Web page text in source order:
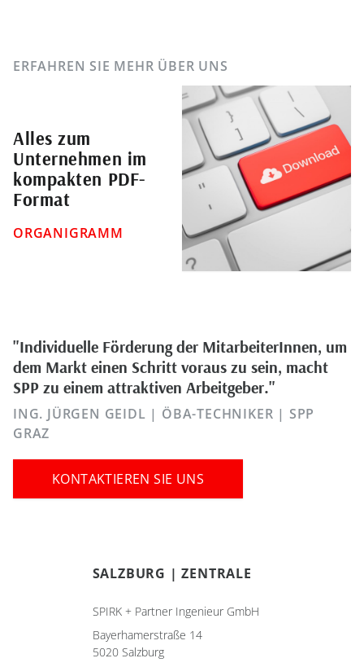
ERFAHREN SIE MEHR ÜBER UNS
Alles zum
Unternehmen im
kompakten PDF-
Format
ORGANIGRAMM
"Individuelle Förderung der MitarbeiterInnen, um
dem Markt einen Schritt voraus zu sein, macht
SPP zu einem attraktiven Arbeitgeber."
ING. JÜRGEN GEIDL | ÖBA-TECHNIKER | SPP
GRAZ
KONTAKTIEREN SIE UNS
SALZBURG | ZENTRALE
SPIRK + Partner Ingenieur GmbH
Bayerhamerstraße 14
5020 Salzburg